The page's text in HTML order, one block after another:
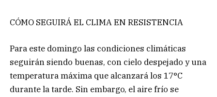
CÓMO SEGUIRÁ EL CLIMA EN RESISTENCIA
Para este domingo las condiciones climáticas
seguirán siendo buenas, con cielo despejado y una
temperatura máxima que alcanzará los 17°C
durante la tarde. Sin embargo, el aire frío se